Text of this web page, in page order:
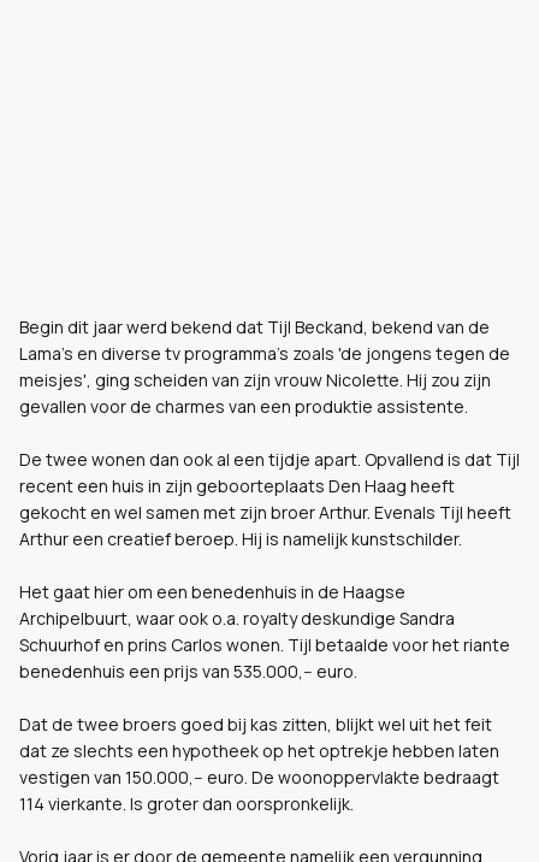
Begin dit jaar werd bekend dat Tijl Beckand, bekend van de
Lama's en diverse tv programma's zoals 'de jongens tegen de
meisjes', ging scheiden van zijn vrouw Nicolette. Hij zou zijn
gevallen voor de charmes van een produktie assistente.
De twee wonen dan ook al een tijdje apart. Opvallend is dat Tijl
recent een huis in zijn geboorteplaats Den Haag heeft
gekocht en wel samen met zijn broer Arthur. Evenals Tijl heeft
Arthur een creatief beroep. Hij is namelijk kunstschilder.
Het gaat hier om een benedenhuis in de Haagse
Archipelbuurt, waar ook o.a. royalty deskundige Sandra
Schuurhof en prins Carlos wonen. Tijl betaalde voor het riante
benedenhuis een prijs van 535.000,-- euro.
Dat de twee broers goed bij kas zitten, blijkt wel uit het feit
dat ze slechts een hypotheek op het optrekje hebben laten
vestigen van 150.000,-- euro. De woonoppervlakte bedraagt
114 vierkante. Is groter dan oorspronkelijk.
Vorig jaar is er door de gemeente namelijk een vergunning